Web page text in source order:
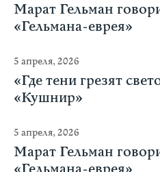
Марат Гельман
«Гельмана-еврея»
5 апреля, 2026
«Где тени грезят
«Кушнир»
5 апреля, 2026
Марат Гельман